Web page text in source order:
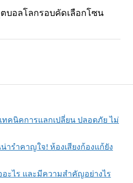
คนิคการแลกเปลี่ยน ปลอดภัย ไม่
รำคาญใจ! ห้องเสียงก้องแก้ยัง
ะไร และมีความสำคัญอย่างไร
บอลโลกรอบคัดเลือกโซน